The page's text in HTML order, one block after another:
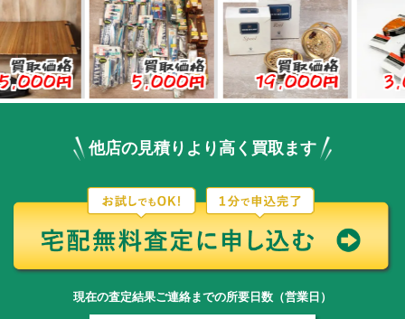
格
円
買取価格
5,000円
買取価格
19,000円
買
3,000
他店の見積りより高く買取ます
現在の査定結果ご連絡までの所要日数（営業日）